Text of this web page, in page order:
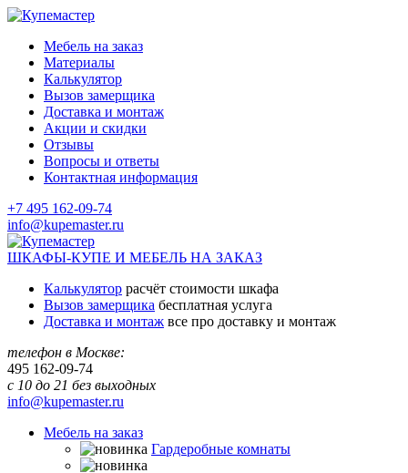
Мебель на заказ
Материалы
Калькулятор
Вызов замерщика
Доставка и монтаж
Акции и скидки
Отзывы
Вопросы и ответы
Контактная информация
+7 495 162-09-74
info@kupemaster.ru
ШКАФЫ-КУПЕ И МЕБЕЛЬ НА ЗАКАЗ
Калькулятор расчёт стоимости шкафа
Вызов замерщика бесплатная услуга
Доставка и монтаж все про доставку и монтаж
телефон в Москве:
495 162-09-74
с 10 до 21 без выходных
info@kupemaster.ru
Мебель на заказ
Гардеробные комнаты